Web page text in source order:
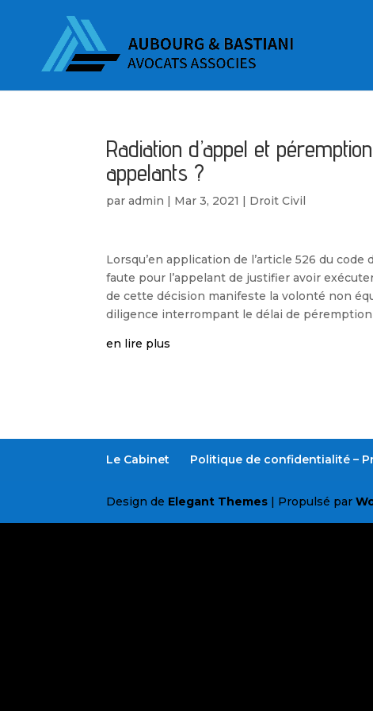
Radiation d’appel et
appelants ?
paradmin | Mar 3, 2021 | Droit Civil
Lorsqu’en application de l’article 526 du code
faute pour l’appelant de justifier avoir
de cette décision manifeste la volonté non
diligence interrompant le délai de péremption
en lire plus
Le Cabinet Politique de confidentialité –
Design de Elegant Themes | Propulsé par